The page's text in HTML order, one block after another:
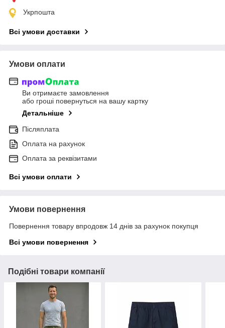
Укрпошта
Всі умови доставки
Умови оплати
Ви отримаєте замовлення
або гроші повернуться на вашу картку
Детальніше
Післяплата
Оплата на рахунок
Оплата за реквізитами
Всі умови оплати
Умови повернення
Повернення товару впродовж 14 днів за рахунок покупця
Всі умови повернення
Подібні товари компанії